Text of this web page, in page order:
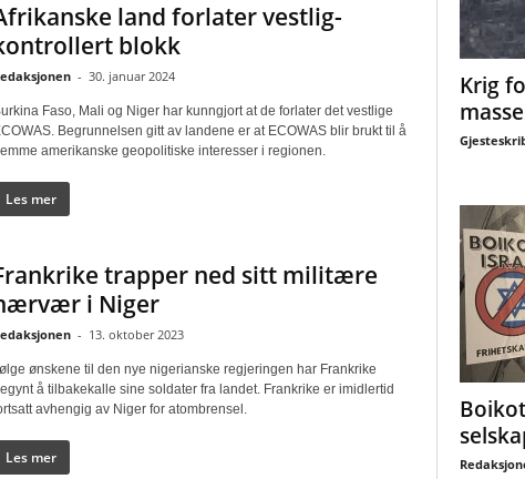
land forlater vestlig-
blokk
- 30. januar 2024
Faso, Mali og Niger har kunngjort at de forlater det vestlige
Begrunnelsen gitt av landene er at ECOWAS blir brukt til å
amerikanske geopolitiske interesser i regionen.
Les mer
trapper ned sitt militære
i Niger
- 13. oktober 2023
ønskene til den nye nigerianske regjeringen har Frankrike
å tilbakekalle sine soldater fra landet. Frankrike er imidlertid
avhengig av Niger for atombrensel.
Les mer
Krig